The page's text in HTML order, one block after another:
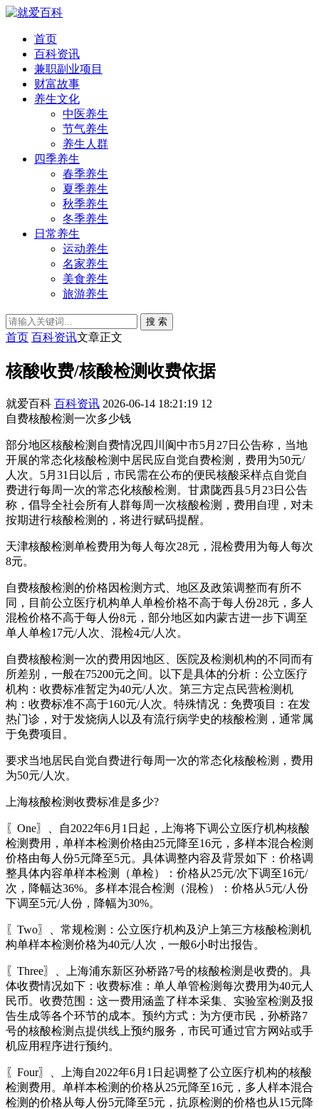
首页
百科资讯
兼职副业项目
财富故事
养生文化
中医养生
节气养生
养生人群
四季养生
春季养生
夏季养生
秋季养生
冬季养生
日常养生
运动养生
名家养生
美食养生
旅游养生
搜 索
首页 百科资讯文章正文
核酸收费/核酸检测收费依据
就爱百科 百科资讯 2026-06-14 18:21:19 12
自费核酸检测一次多少钱
部分地区核酸检测自费情况四川阆中市5月27日公告称，当地
开展的常态化核酸检测中居民应自觉自费检测，费用为50元/
人次。5月31日以后，市民需在公布的便民核酸采样点自觉自
费进行每周一次的常态化核酸检测。甘肃陇西县5月23日公告
称，倡导全社会所有人群每周一次核酸检测，费用自理，对未
按期进行核酸检测的，将进行赋码提醒。
天津核酸检测单检费用为每人每次28元，混检费用为每人每次
8元。
自费核酸检测的价格因检测方式、地区及政策调整而有所不
同，目前公立医疗机构单人单检价格不高于每人份28元，多人
混检价格不高于每人份8元，部分地区如内蒙古进一步下调至
单人单检17元/人次、混检4元/人次。
自费核酸检测一次的费用因地区、医院及检测机构的不同而有
所差别，一般在75200元之间。以下是具体的分析：公立医疗
机构：收费标准暂定为40元/人次。第三方定点民营检测机
构：收费标准不高于160元/人次。特殊情况：免费项目：在发
热门诊，对于发烧病人以及有流行病学史的核酸检测，通常属
于免费项目。
要求当地居民自觉自费进行每周一次的常态化核酸检测，费用
为50元/人次。
上海核酸检测收费标准是多少?
〖One〗、自2022年6月1日起，上海将下调公立医疗机构核酸
检测费用，单样本检测价格由25元降至16元，多样本混合检测
价格由每人份5元降至5元。具体调整内容及背景如下：价格调
整具体内容单样本检测（单检）：价格从25元/次下调至16元/
次，降幅达36%。多样本混合检测（混检）：价格从5元/人份
下调至5元/人份，降幅为30%。
〖Two〗、常规检测：公立医疗机构及沪上第三方核酸检测机
构单样本检测价格为40元/人次，一般6小时出报告。
〖Three〗、上海浦东新区孙桥路7号的核酸检测是收费的。具
体收费情况如下：收费标准：单人单管检测每次费用为40元人
民币。收费范围：这一费用涵盖了样本采集、实验室检测及报
告生成等各个环节的成本。预约方式：为方便市民，孙桥路7
号的核酸检测点提供线上预约服务，市民可通过官方网站或手
机应用程序进行预约。
〖Four〗、上海自2022年6月1日起调整了公立医疗机构的核酸
检测费用。单样本检测的价格从25元降至16元，多人样本混合
检测的价格从每人份5元降至5元，抗原检测的价格也从15元降